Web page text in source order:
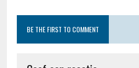
BE THE FIRST TO COMMENT